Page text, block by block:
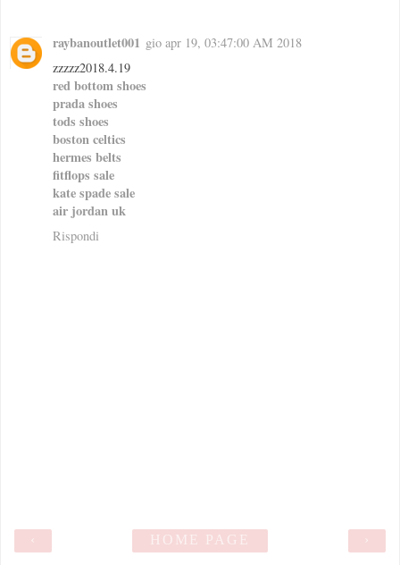
raybanoutlet001 gio apr 19, 03:47:00 AM 2018
zzzzz2018.4.19
red bottom shoes
prada shoes
tods shoes
boston celtics
hermes belts
fitflops sale
kate spade sale
air jordan uk
Rispondi
›
HOME PAGE